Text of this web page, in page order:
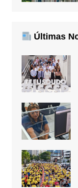
Últimas